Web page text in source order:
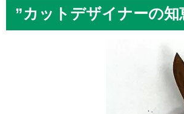
”カットデザイナーの